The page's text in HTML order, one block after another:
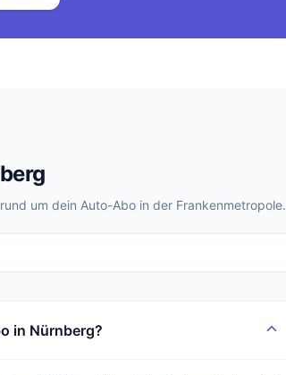
um dein Auto-Abo in der Frankenmetropole.
in Nürnberg?